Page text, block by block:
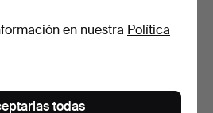
en nuestra Política
todas